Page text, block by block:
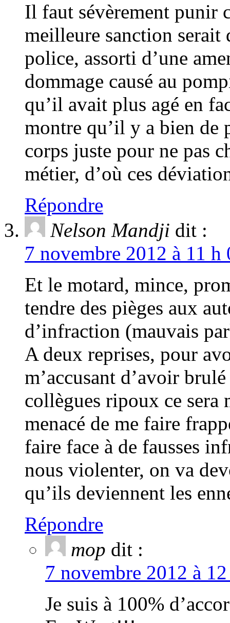
Il faut sévèrement punir
meilleure sanction serait
police, assorti d’une
dommage causé au
qu’il avait plus agé en
montre qu’il y a bien de
corps juste pour ne pas
métier, d’où ces
Répondre
Nelson Mandji dit :
7 novembre 2012 à 11
Et le motard, mince,
tendre des pièges aux
d’infraction (mauvais
A deux reprises, pour
m’accusant d’avoir
collègues ripoux ce sera
menacé de me faire
faire face à de fausses
nous violenter, on va
qu’ils deviennent les
Répondre
mop dit :
7 novembre 2012 à
Je suis à 100%